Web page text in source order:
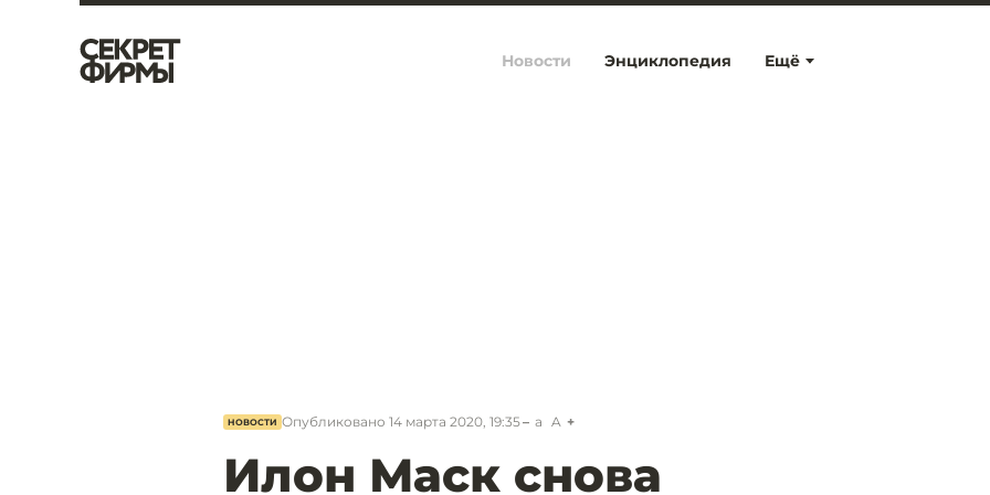
Ещё
Новости Энциклопедия
НОВОСТИ Опубликовано 14 марта 2020, 19:35 a A
Илон Маск снова